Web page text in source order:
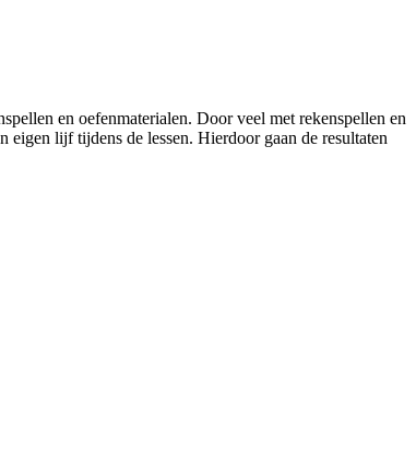
en oefenmaterialen. Door veel met rekenspellen en
lijf tijdens de lessen. Hierdoor gaan de resultaten